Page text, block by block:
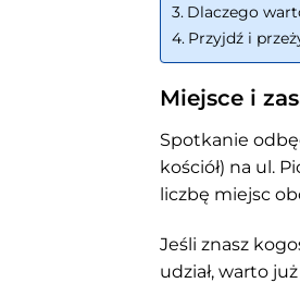
Dlaczego
Przyjdź i
Miejsce i
Spotkanie
kościół) na ul.
liczbę miejsc
Jeśli znasz
udział, warto